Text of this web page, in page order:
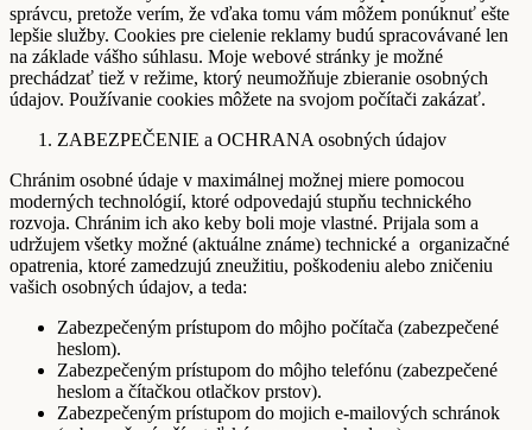
správcu, pretože verím, že vďaka tomu vám môžem ponúknuť ešte
lepšie služby. Cookies pre cielenie reklamy budú spracovávané len
na základe vášho súhlasu. Moje webové stránky je možné
prechádzať tiež v režime, ktorý neumožňuje zbieranie osobných
údajov. Používanie cookies môžete na svojom počítači zakázať.
ZABEZPEČENIE a OCHRANA osobných údajov
Chránim osobné údaje v maximálnej možnej miere pomocou
moderných technológií, ktoré odpovedajú stupňu technického
rozvoja. Chránim ich ako keby boli moje vlastné. Prijala som a
udržujem všetky možné (aktuálne známe) technické a organizačné
opatrenia, ktoré zamedzujú zneužitiu, poškodeniu alebo zničeniu
vašich osobných údajov, a teda:
Zabezpečeným prístupom do môjho počítača (zabezpečené
heslom).
Zabezpečeným prístupom do môjho telefónu (zabezpečené
heslom a čítačkou otlačkov prstov).
Zabezpečeným prístupom do mojich e-mailových schránok